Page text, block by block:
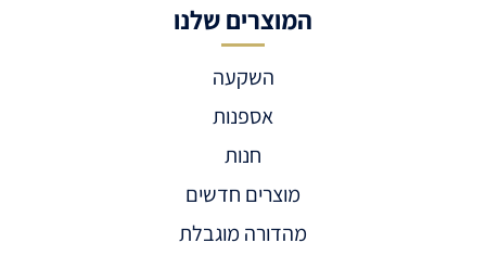
המוצרים שלנו
השקעה
אספנות
חנות
מוצרים חדשים
מהדורה מוגבלת